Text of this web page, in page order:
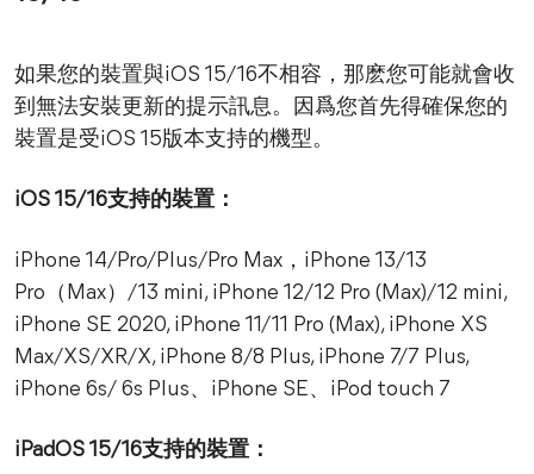
如果您的裝置與iOS 15/16不相容，那麽您可能就會收
到無法安裝更新的提示訊息。因爲您首先得確保您的
裝置是受iOS 15版本支持的機型。
iOS 15/16支持的裝置：
iPhone 14/Pro/Plus/Pro Max，iPhone 13/13
Pro（Max）/13 mini, iPhone 12/12 Pro (Max)/12 mini,
iPhone SE 2020, iPhone 11/11 Pro (Max), iPhone XS
Max/XS/XR/X, iPhone 8/8 Plus, iPhone 7/7 Plus,
iPhone 6s/ 6s Plus、iPhone SE、iPod touch 7
iPadOS 15/16支持的裝置：